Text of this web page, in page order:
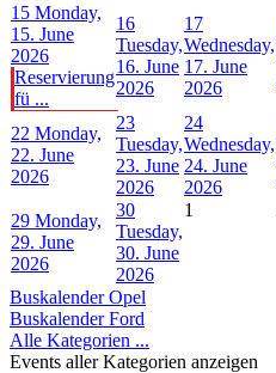
15 Monday,
15. June
2026
Reservierung
fü ...
16
Tuesday,
16. June
2026
17
Wednesday,
17. June
2026
22 Monday,
22. June
2026
23
Tuesday,
23. June
2026
24
Wednesday,
24. June
2026
29 Monday,
29. June
2026
30
Tuesday,
30. June
2026
1
Buskalender Opel
Buskalender Ford
Alle Kategorien ...
Events aller Kategorien anzeigen